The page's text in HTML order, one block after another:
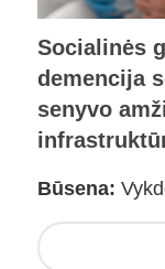
Socialinės
demencija
senyvo
Būsena: